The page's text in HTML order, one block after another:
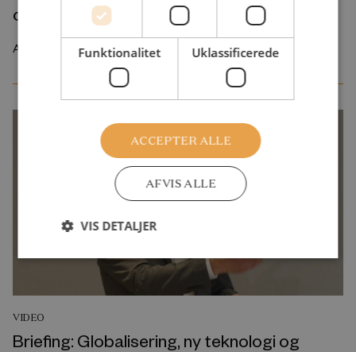
opholdssteder
August 2022
VIDEO
Briefing: Globalisering, ny teknologi og
Funktionalitet Uklassificerede
ACCEPTER ALLE
AFVIS ALLE
VIS DETALJER